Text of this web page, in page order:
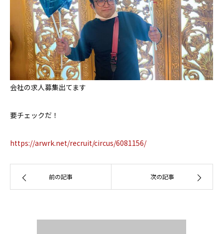
会社の求人募集出てます
要チェックだ！
https://arwrk.net/recruit/circus/6081156/
前の記事 次の記事